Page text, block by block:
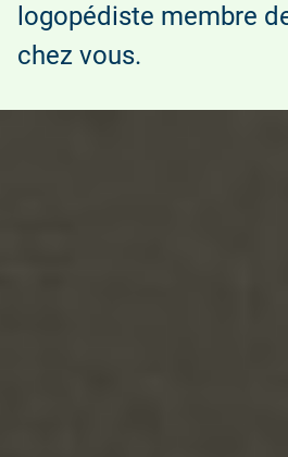
logopédiste membre
chez vous.